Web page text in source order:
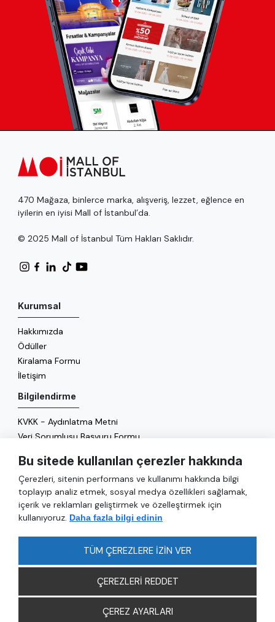
470 Mağaza, binlerce marka, alışveriş, lezzet, eğlence en
iyilerin en iyisi Mall of İstanbul’da.
© 2025 Mall of İstanbul Tüm Hakları Saklıdır.
Kurumsal
Hakkımızda
Ödüller
Kiralama Formu
İletişim
Bilgilendirme
KVKK - Aydınlatma Metni
Veri Sorumlusu Başvuru Formu
Enerji Politikası
Genel
Hizmetler
Bu sitede kullanılan çerezler hakkında
Çerezleri, sitenin performans ve kullanımı hakkında bilgi
toplayıp analiz etmek, sosyal medya özellikleri sağlamak,
içerik ve reklamları geliştirmek ve özelleştirmek için
kullanıyoruz. Daha fazla bilgi edinin
TÜM ÇEREZLERE İZİN VER
ÇEREZLERİ REDDET
ÇEREZ AYARLARI